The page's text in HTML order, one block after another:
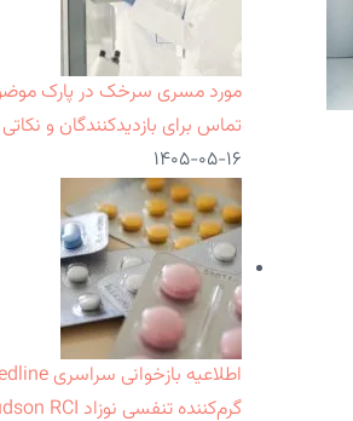
مورد مسری سرخک در پارک
تماس برای بازدیدکنندگان و
۱۴۰۵-۰۵-۱۶
گرم‌کننده تنفسی نوزاد Hudson RCI: چه باید دانست؟